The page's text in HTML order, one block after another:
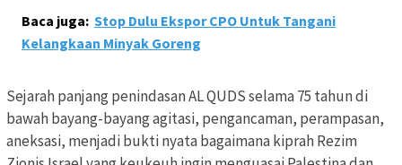
Baca juga: Stop Dulu Ekspor CPO Untuk Tangani
Kelangkaan Minyak Goreng
Sejarah panjang penindasan AL QUDS selama 75 tahun di
bawah bayang-bayang agitasi, pengancaman, perampasan,
aneksasi, menjadi bukti nyata bagaimana kiprah Rezim